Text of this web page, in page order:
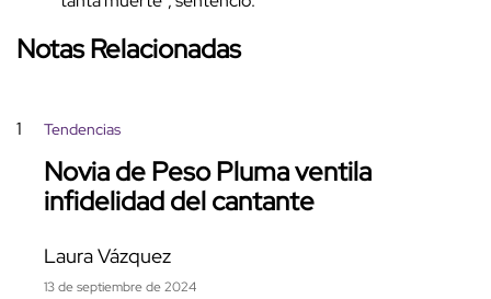
Notas Relacionadas
1 Tendencias
Novia de Peso Pluma ventila
infidelidad del cantante
Laura Vázquez
13 de septiembre de 2024